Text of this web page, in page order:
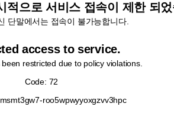
적으로 서비스 접속이 제한 되
단말에서는 접속이 불가능합니다.
access to service.
restricted due to policy violations.
Code: 72
roo5wpwyyoxgzvv3hpc